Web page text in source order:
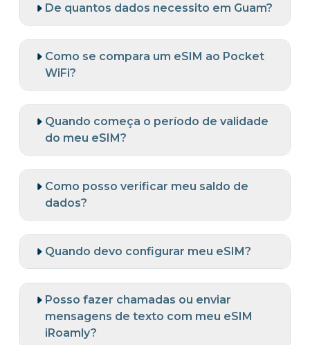
De quantos dados necessito em Guam?
Como se compara um eSIM ao Pocket
WiFi?
Quando começa o período de validade
do meu eSIM?
Como posso verificar meu saldo de
dados?
Quando devo configurar meu eSIM?
Posso fazer chamadas ou enviar
mensagens de texto com meu eSIM
iRoamly?